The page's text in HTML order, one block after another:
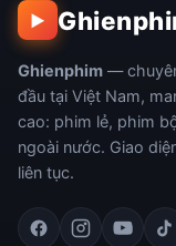
▶
Ghienphim —
đầu tại Việt Nam,
cao: phim lẻ, phim
ngoài nước. Giao
liên tục.